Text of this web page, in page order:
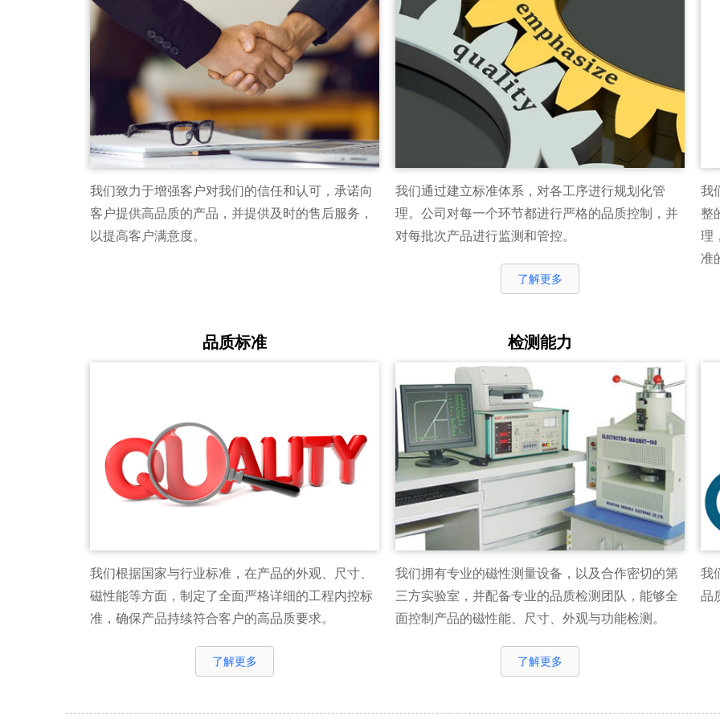
我们致力于增强客户对我们的信任和认可，承诺向
客户提供高品质的产品，并提供及时的售后服务，
以提高客户满意度。
我们通过建立标准体系，对各工序进行规划化管
理。公司对每一个环节都进行严格的品质控制，并
对每批次产品进行监测和管控。
了解更多
我
整
理
准
品质标准
我们根据国家与行业标准，在产品的外观、尺寸、
磁性能等方面，制定了全面严格详细的工程内控标
准，确保产品持续符合客户的高品质要求。
了解更多
检测能力
我们拥有专业的磁性测量设备，以及合作密切的第
三方实验室，并配备专业的品质检测团队，能够全
面控制产品的磁性能、尺寸、外观与功能检测。
了解更多
我
品